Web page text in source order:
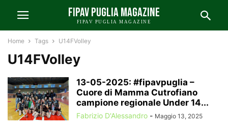
FIPAV PUGLIA MAGAZINE
FIPAV PUGLIA MAGAZINE
Home Tags U14FVolley
U14FVolley
13-05-2025: #fipavpuglia –
Cuore di Mamma Cutrofiano
campione regionale Under 14...
Fabrizio D'Alessandro - Maggio 13, 2025